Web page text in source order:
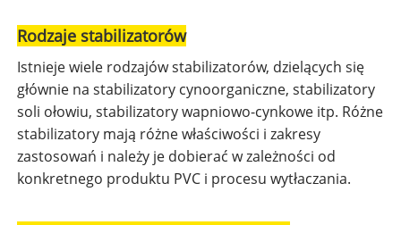
Rodzaje stabilizatorów
Istnieje wiele rodzajów stabilizatorów, dzielących się
głównie na stabilizatory cynoorganiczne, stabilizatory
soli ołowiu, stabilizatory wapniowo-cynkowe itp. Różne
stabilizatory mają różne właściwości i zakresy
zastosowań i należy je dobierać w zależności od
konkretnego produktu PVC i procesu wytłaczania.